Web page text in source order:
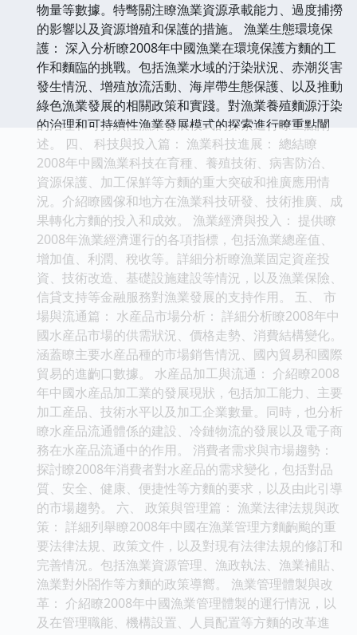
物量等數據。特彆關注瞭漁業資源承載能力、過度捕撈
的影響以及資源增殖和保護的措施。 漁業生態環境保
護： 深入分析瞭2008年中國漁業在環境保護方麵的工
作和麵臨的挑戰。包括漁業水域的汙染狀況、赤潮災害
發生情況、增殖放流活動、海岸帶生態保護、以及推動
綠色漁業發展的相關政策和實踐。對漁業養殖麵源汙染
的治理和可持續性漁業發展模式的探索進行瞭重點闡
述。 四、 科技與投入篇： 漁業科技進展： 總結瞭
2008年中國漁業科技在育種、養殖技術、病害防治、
資源保護、加工保鮮等方麵的重大突破和推廣應用情
況。介紹瞭國傢和地方在漁業科技研發、技術推廣、成
果轉化方麵的投入和成效。 漁業經濟與投入： 提供瞭
2008年漁業經濟運行的各項指標，包括漁業總産值、
增加值、利潤、稅收等。詳細分析瞭漁業固定資産投
資、技術改造、基礎設施建設等情況，以及漁業保險、
信貸支持等金融服務對漁業發展的支持作用。 五、 市
場與流通篇： 水産品市場分析： 詳細分析瞭2008年中
國水産品市場的供需狀況、價格走勢、消費結構變化。
涵蓋瞭主要水産品種的市場銷售情況、國內貿易和國際
貿易的進齣口數據。 水産品加工與流通： 介紹瞭2008
年中國水産品加工業的發展現狀，包括加工能力、主要
加工産品、技術水平以及加工企業數量。同時，也分析
瞭水産品流通體係的建設、冷鏈物流的發展以及電子商
務在水産品流通中的作用。 消費者需求與市場趨勢：
探討瞭2008年消費者對水産品的需求變化，包括對品
質、安全、健康、便捷性等方麵的要求，以及由此引導
的市場趨勢。 六、 政策與管理篇： 漁業法律法規與政
策： 詳細列舉瞭2008年中國在漁業管理方麵齣颱的重
要法律法規、政策文件，以及對現有法律法規的修訂和
完善情況。包括漁業資源管理、漁政執法、漁業補貼、
漁業對外閤作等方麵的政策導嚮。 漁業管理體製與改
革： 介紹瞭2008年中國漁業管理體製的運行情況，以
及在管理職能、機構設置、人員配置等方麵的改革進